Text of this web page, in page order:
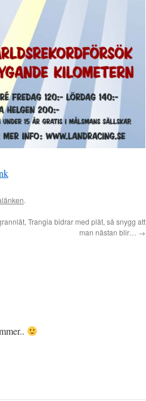
.
Trangia bidrar med plåt, så snygg att
man nästan blir… →